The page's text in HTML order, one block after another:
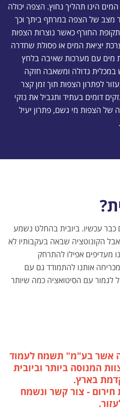
הינו תהליך נחוץ. הצפה יכולה
מצב של הצפה במרתף ביתך וכך
החורף כאשר נוצרות הצפות
יציאת המים או פסולת שחדרה
מים עם מערכות שאיבה בלחץ
גדולה ומשאבה חזקה
לפתרון הצפות תוך זמן קצר
דומים בעתיד ותגביל את נזקי
של הצפות מי גשם, פתרון יעיל
כבר עכשיו. ביובית בהחלט נשמע
הקונוטציה שבאה בעקבותיו לא
מעדיפים אפילו להתרחק
אותנו להתמודד גם עם
לגמור עם הסיטואציה כמה שיותר
אשר בע"מ" תשמח לעמוד
24/7 עם הצוות המנוסה ביותר וביובית
בארץ.
חירום - צור קשר ונשמח